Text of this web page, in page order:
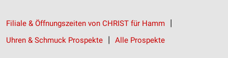
Filiale & Öffnungszeiten von CHRIST für Hamm
Uhren & Schmuck Prospekte
Alle Prospekte